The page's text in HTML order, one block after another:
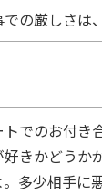
の厳しさは
でのお付き
きかどうか
多少相手に